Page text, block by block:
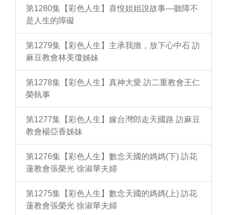
第1280集【彩色人生】喜悅姐姐說故事—聽障不
是人生的障礙
第1279集【彩色人生】主承我擔，放下心中石 訪
麻豆教會林美瓊姊妹
第1278集【彩色人生】真神大愛 訪二重教會王仁
榮執事
第1277集【彩色人生】嫁台灣郎走天國路 訪麻豆
教會楊亞香姊妹
第1276集【彩色人生】數念天國的媽媽(下) 訪花
蓮教會張榮光 徐淑華夫婦
第1275集【彩色人生】數念天國的媽媽(上) 訪花
蓮教會張榮光 徐淑華夫婦